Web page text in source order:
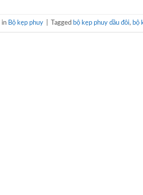
in Bộ kẹp phuy Tagged bộ kẹp phuy dầu đôi, bộ